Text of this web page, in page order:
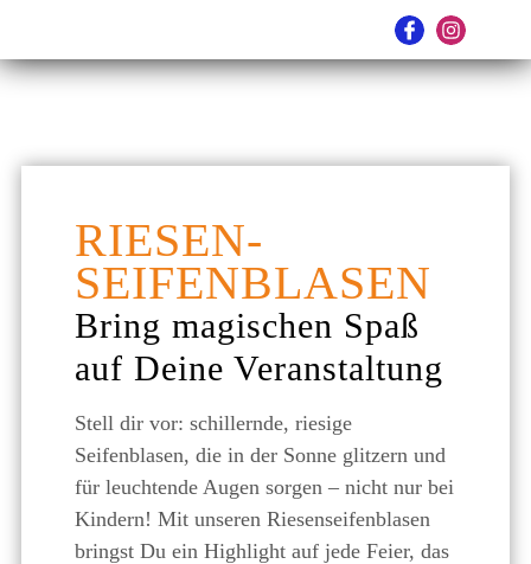
RIESEN-
SEIFENBLASEN
Bring magischen Spaß
auf Deine Veranstaltung
Stell dir vor: schillernde, riesige
Seifenblasen, die in der Sonne glitzern und
für leuchtende Augen sorgen – nicht nur bei
Kindern! Mit unseren Riesenseifenblasen
bringst Du ein Highlight auf jede Feier, das